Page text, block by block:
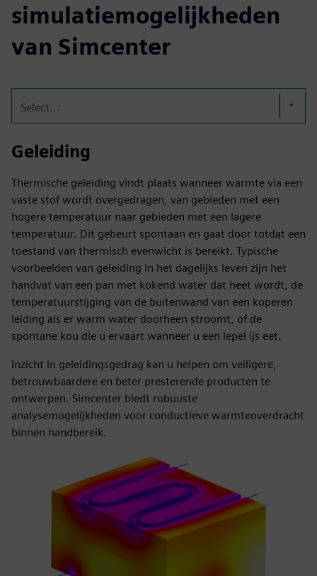
simulatiemogelijkheden
van Simcenter
Select...
Geleiding
Thermische geleiding vindt plaats wanneer warmte via een
vaste stof wordt overgedragen, van gebieden met een
hogere temperatuur naar gebieden met een lagere
temperatuur. Dit gebeurt spontaan en gaat door totdat een
toestand van thermisch evenwicht is bereikt. Typische
voorbeelden van geleiding in het dagelijks leven zijn het
handvat van een pan met kokend water dat heet wordt, de
temperatuurstijging van de buitenwand van een koperen
leiding als er warm water doorheen stroomt, of de
spontane kou die u ervaart wanneer u een lepel ijs eet.
Inzicht in geleidingsgedrag kan u helpen om veiligere,
betrouwbaardere en beter presterende producten te
ontwerpen. Simcenter biedt robuuste
analysemogelijkheden voor conductieve warmteoverdracht
binnen handbereik.